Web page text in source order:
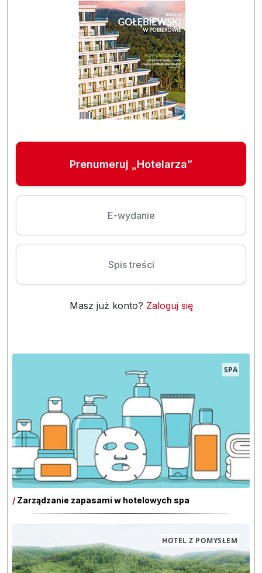
Prenumeruj „Hotelarza”
E-wydanie
Spis treści
Masz już konto? Zaloguj się
SPA
/ Zarządzanie zapasami w hotelowych spa
HOTEL Z POMYSŁEM